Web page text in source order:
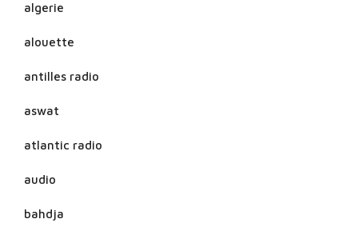
algerie
alouette
antilles radio
aswat
atlantic radio
audio
bahdja